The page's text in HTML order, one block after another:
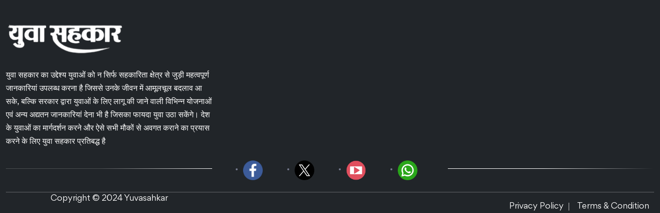
युवा सहकार का उद्देश्य युवाओं को न सिर्फ सहकारिता क्षेत्र से जुड़ी महत्वपूर्ण
जानकारियां उपलब्ध करना है जिससे उनके जीवन में आमूलचूल बदलाव आ
सके, बल्कि सरकार द्वारा युवाओं के लिए लागू की जाने वाली विभिन्न योजनाओं
एवं अन्य अद्यतन जानकारियां देना भी है जिसका फायदा युवा उठा सकेंगे। देश
के युवाओं का मार्गदर्शन करने और ऐसे सभी मौकों से अवगत कराने का प्रयास
करने के लिए युवा सहकार प्रतिबद्ध है
Copyright © 2024 Yuvasahkar
Privacy Policy
Terms & Condition